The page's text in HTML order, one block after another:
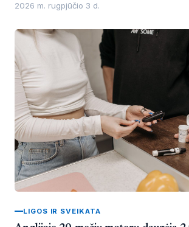
2026 m. rugpjūčio 3 d.
LIGOS IR SVEIKATA